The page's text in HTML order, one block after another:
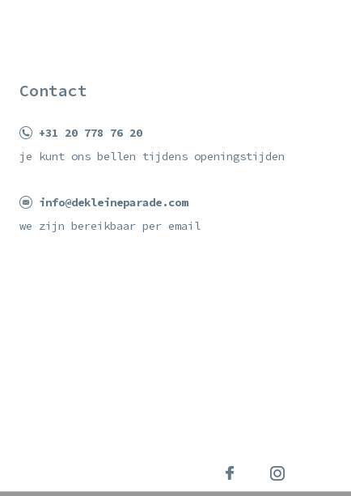
Contact
+31 20 778 76 20
je kunt ons bellen tijdens openingstijden
info@dekleineparade.com
we zijn bereikbaar per email